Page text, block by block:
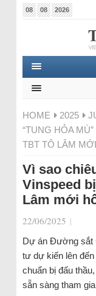
08 08 2026
HOME 2025
“TUNG HỎA
TBT TÔ LÂM
Vì sao
Vinspeed
Lâm mới
22/06/2025 |
Dự án Đường sắt
tư dự kiến lên
chuẩn bị đấu
sẵn sàng tham